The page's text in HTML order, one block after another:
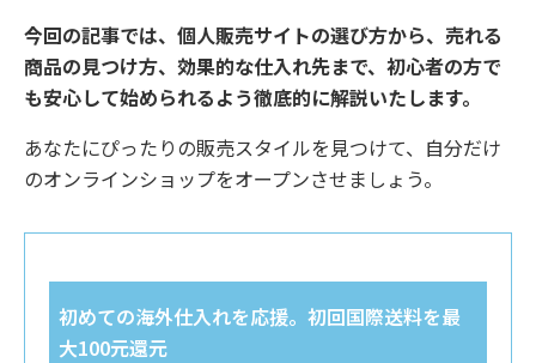
今回の記事では、個人販売サイトの選び方から、売れる
商品の見つけ方、効果的な仕入れ先まで、初心者の方で
も安心して始められるよう徹底的に解説いたします。
あなたにぴったりの販売スタイルを見つけて、自分だけ
のオンラインショップをオープンさせましょう。
初めての海外仕入れを応援。初回国際送料を最
大100元還元